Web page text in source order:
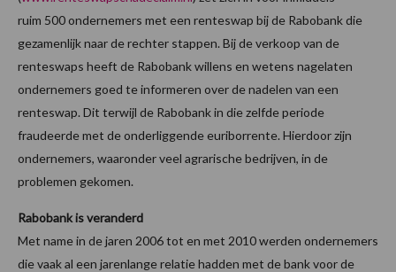
ruim 500 ondernemers met een renteswap bij de Rabobank die
gezamenlijk naar de rechter stappen. Bij de verkoop van de
renteswaps heeft de Rabobank willens en wetens nagelaten
ondernemers goed te informeren over de nadelen van een
renteswap. Dit terwijl de Rabobank in die zelfde periode
fraudeerde met de onderliggende euriborrente. Hierdoor zijn
ondernemers, waaronder veel agrarische bedrijven, in de
problemen gekomen.
Rabobank is veranderd
Met name in de jaren 2006 tot en met 2010 werden ondernemers
die vaak al een jarenlange relatie hadden met de bank voor de